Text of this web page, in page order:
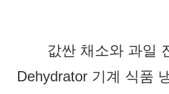
값싼 채소와 과일
Dehydrator 기계 식품